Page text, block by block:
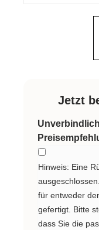
Jetzt
Hinweis: Eine
für entweder
gefertigt. Bitte
dass Sie die